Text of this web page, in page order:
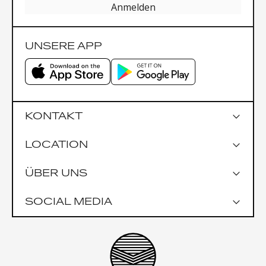
Anmelden
UNSERE APP
KONTAKT
LOCATION
Google Maps
Garage Praterstrasse 1
ÜBER UNS
SOCIAL MEDIA